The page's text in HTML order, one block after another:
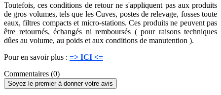
Toutefois, ces conditions de retour ne s'appliquent pas aux produits
de gros volumes, tels que les Cuves, postes de relevage, fosses toute
eaux, filtres compacts et micro-stations. Ces produits ne peuvent pas
être retournés, échangés ni remboursés ( pour raisons techniques
dûes au volume, au poids et aux conditions de manutention ).
Pour en savoir plus : => ICI <=
Commentaires (0)
Soyez le premier à donner votre avis